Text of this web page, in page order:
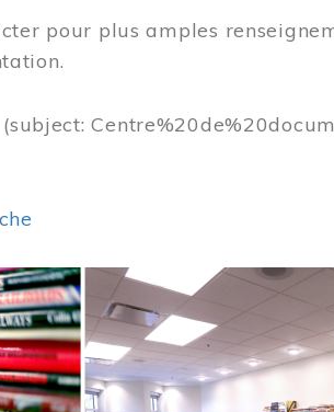
pour plus amples
(subject: